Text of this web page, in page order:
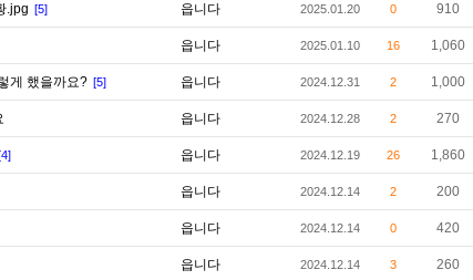
.jpg [5] 읍니다 2025.01.20 0 910
읍니다 2025.01.10 16 1,060
게 했을까요? [5] 읍니다 2024.12.31 2 1,000
읍니다 2024.12.28 2 270
읍니다 2024.12.19 26 1,860
읍니다 2024.12.14 2 200
읍니다 2024.12.14 0 420
읍니다 2024.12.14 3 260